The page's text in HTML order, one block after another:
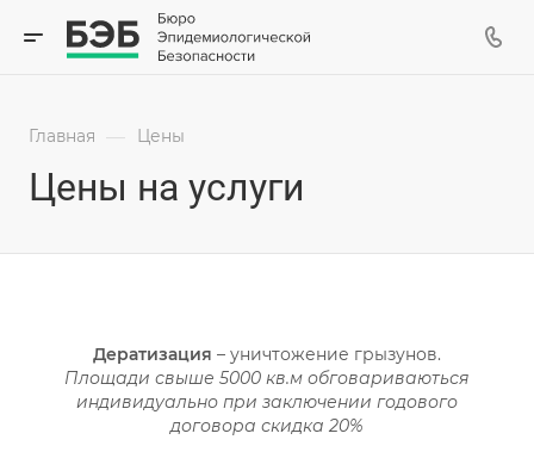
Главная — Цены
Цены на услуги
Дератизация – уничтожение грызунов.
Площади свыше 5000 кв.м обговариваються
индивидуально при заключении годового
договора скидка 20%